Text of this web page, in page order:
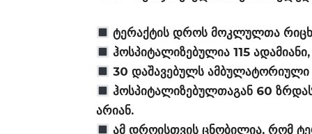
ტერაქტის დროს მოკლულთა
ჰოსპიტალიზებულია 115
30 დაშავებულს ამბულატორიული
ჰოსპიტალიზებულთაგან 60
არიან.
ამ დროისთვის ცნობილია, რომ